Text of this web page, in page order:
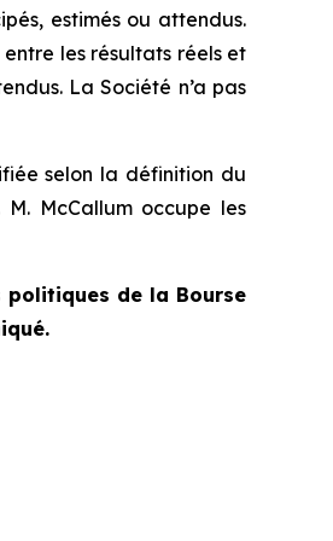
estimés ou attendus.
les résultats réels et
La Société n’a pas
selon la définition du
McCallum occupe les
politiques de la Bourse